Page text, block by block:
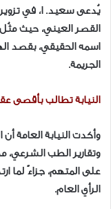
يُدعى سعيد. ا، في
القصر العيني، حيث
اسمه الحقيقي، بقصد
الجريمة.
النيابة تطالب بأقصى
وأكدت النيابة العامة أن
وتقارير الطب الشرعي،
على المتهم، جزاءً لما
الرأي العام.